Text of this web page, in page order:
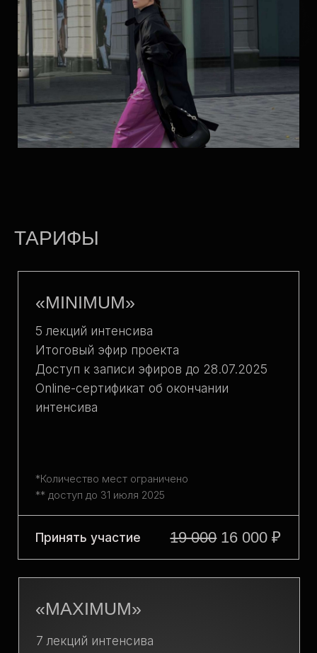
ТАРИФЫ
*Количество мест ограничено
** доступ до 30 сентября 2025
*при выборе любого тарифа интенсива «ДНК
ЛЮКСОВЫХ БРЕНДОВ»
11 000
₽
Забронировать место
брендов. Работа с реальным клиентом.
Цель
DAY 2
Создание гардеробных решений
с учетом одного из ведущих стилевых
десятилетий.
Цель
Знания и опыт, которые останутся
с вами навсегда